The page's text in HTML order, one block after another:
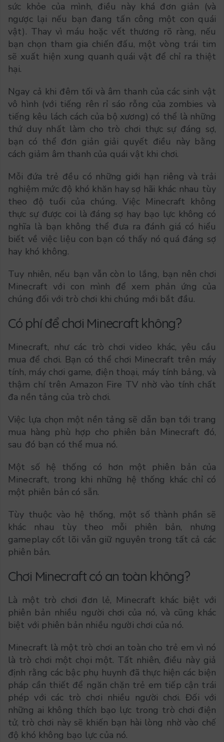
sức khỏe của mình, điều này khá đơn giản (và
ngược lại nếu bạn đang tấn công một con quái
vật). Thay vì máu hoặc vết thương rõ ràng, nếu
bạn chọn tham gia chiến đấu, một vòng trái tim
sẽ xuất hiện xung quanh quái vật để chỉ ra thiệt
hại.
Ngay cả khi đêm tối và âm thanh của các sinh vật
vô hình (với tiếng rên rỉ sáo rỗng của zombies và
tiếng kêu lách cách của bộ xương) có thể là những
thứ duy nhất làm cho trò chơi thực sự đáng sợ,
bạn có thể đơn giản giải quyết điều này bằng
cách giảm âm thanh của quái vật khi chơi.
Mỗi đứa trẻ đều có những giới hạn riêng và trải
nghiệm mức độ khó khăn hay sợ hãi khác nhau tùy
theo độ tuổi của chúng. Việc Minecraft không
thực sự được coi là đáng sợ hay bạo lực không có
nghĩa là bạn không thể đưa ra đánh giá có hiểu
biết về việc liệu con bạn có thấy nó quá đáng sợ
hay khó không.
Tuy nhiên, nếu bạn vẫn còn lo lắng, bạn nên chơi
Minecraft với con mình để xem phản ứng của
chúng đối với trò chơi khi chúng mới bắt đầu.
Có phí để chơi Minecraft không?
Minecraft, như các trò chơi video khác, yêu cầu
mua để chơi. Bạn có thể chơi Minecraft trên máy
tính, máy chơi game, điện thoại, máy tính bảng, và
thậm chí trên Amazon Fire TV nhờ vào tính chất
đa nền tảng của trò chơi.
Việc lựa chọn một nền tảng sẽ dẫn bạn tới trang
mua hàng phù hợp cho phiên bản Minecraft đó,
sau đó bạn có thể mua nó.
Một số hệ thống có hơn một phiên bản của
Minecraft, trong khi những hệ thống khác chỉ có
một phiên bản có sẵn.
Tùy thuộc vào hệ thống, một số thành phần sẽ
khác nhau tùy theo mỗi phiên bản, nhưng
gameplay cốt lõi vẫn giữ nguyên trong tất cả các
phiên bản.
Chơi Minecraft có an toàn không?
Là một trò chơi đơn lẻ, Minecraft khác biệt với
phiên bản nhiều người chơi của nó, và cũng khác
biệt với phiên bản nhiều người chơi của nó.
Minecraft là một trò chơi an toàn cho trẻ em vì nó
là trò chơi một chọi một. Tất nhiên, điều này giả
định rằng các bậc phụ huynh đã thực hiện các biện
pháp cần thiết để ngăn chặn trẻ em tiếp cận trái
phép với các trò chơi nhiều người chơi. Đối với
những ai không thích bạo lực trong trò chơi điện
tử, trò chơi này sẽ khiến bạn hài lòng nhờ vào chế
độ khó không bạo lực của nó.